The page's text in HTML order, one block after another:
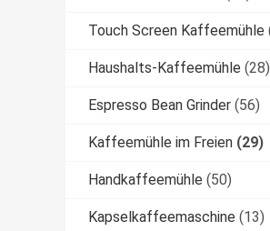
Touch Screen Kaffeemühle
Haushalts-Kaffeemühle (28)
Espresso Bean Grinder (56)
Kaffeemühle im Freien (29)
Handkaffeemühle (50)
Kapselkaffeemaschine (13)